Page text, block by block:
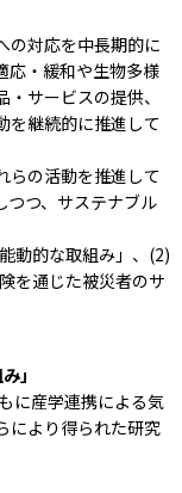
の対応を中長期的に
応・緩和や生物多様
サービスの提供、
を継続的に推進して
らの活動を推進して
つつ、サステナブル
動的な取組み」、(2)
を通じた被災者のサ
」
に産学連携による気
により得られた研究